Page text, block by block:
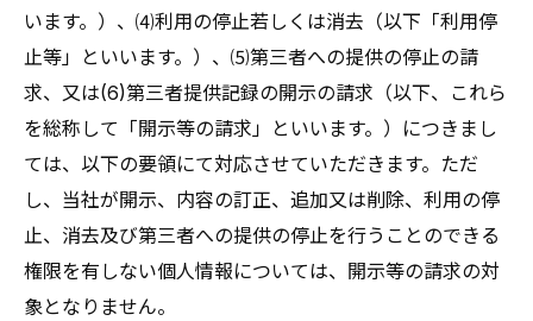
います。）、⑷利用の停止若しくは消去（以下「利用停
止等」といいます。）、⑸第三者への提供の停止の請
求、又は(6)第三者提供記録の開示の請求（以下、これら
を総称して「開示等の請求」といいます。）につきまし
ては、以下の要領にて対応させていただきます。ただ
し、当社が開示、内容の訂正、追加又は削除、利用の停
止、消去及び第三者への提供の停止を行うことのできる
権限を有しない個人情報については、開示等の請求の対
象となりません。